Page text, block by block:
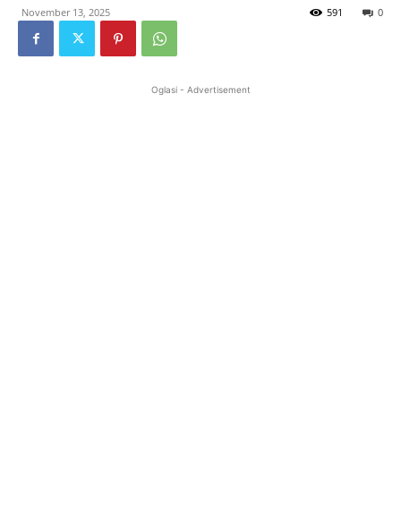
November 13, 2025 0
591
Oglasi - Advertisement